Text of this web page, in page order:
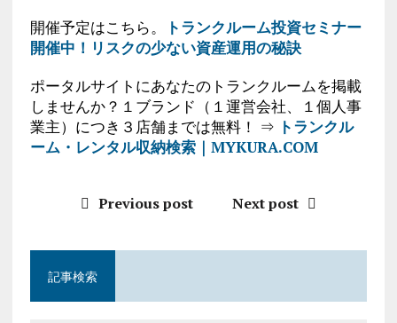
開催予定はこちら。
トランクルーム投資セミナー
開催中！リスクの少ない資産運用の秘訣
ポータルサイトにあなたのトランクルームを掲載
しませんか？１ブランド（１運営会社、１個人事
業主）につき３店舗までは無料！ ⇒ トランクル
ーム・レンタル収納検索｜MYKURA.COM
Previous post Next post
記事検索